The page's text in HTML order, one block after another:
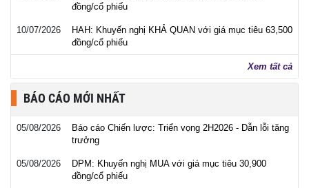
đồng/cổ phiếu
10/07/2026
HAH: Khuyến nghị KHẢ QUAN với giá mục tiêu 63,500
đồng/cổ phiếu
Xem tất cả
BÁO CÁO MỚI NHẤT
05/08/2026
Báo cáo Chiến lược: Triển vọng 2H2026 - Dẫn lỗi tăng
trưởng
05/08/2026
DPM: Khuyến nghị MUA với giá mục tiêu 30,900
đồng/cổ phiếu